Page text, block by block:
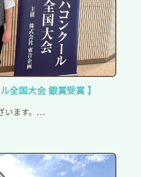
新年度がスタートしました！
した！
・ご協力ありがとうございます。
てお子さま一人ひとりの「できた！」を大
全国大会 銀賞受賞 】
います。...